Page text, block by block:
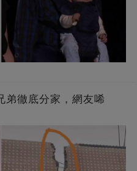
弟徹底分家，網友唏